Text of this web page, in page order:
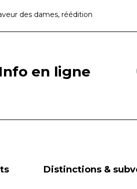
des dames, réédition
en ligne
Distinctions &